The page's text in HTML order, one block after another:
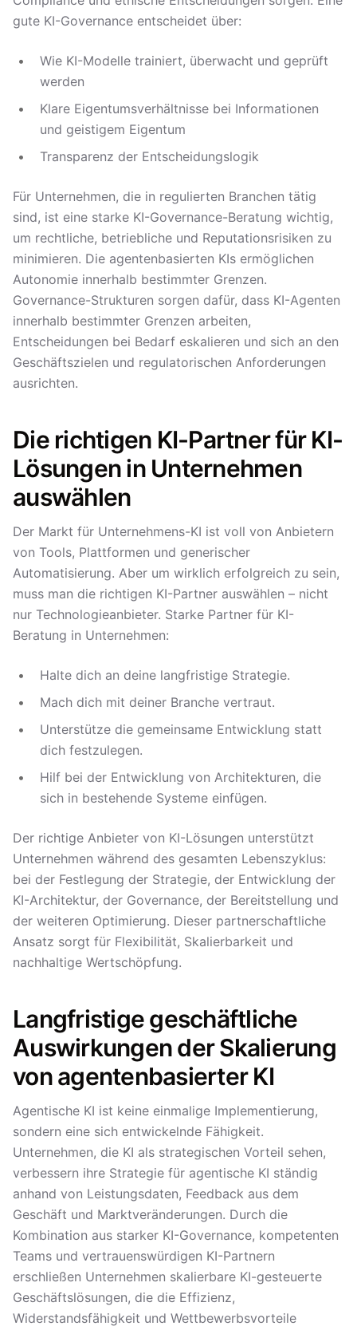
gute KI-Governance entscheidet über:
Wie KI-Modelle trainiert, überwacht und geprüft
werden
Klare Eigentumsverhältnisse bei Informationen
und geistigem Eigentum
Transparenz der Entscheidungslogik
Für Unternehmen, die in regulierten Branchen tätig
sind, ist eine starke KI-Governance-Beratung wichtig,
um rechtliche, betriebliche und Reputationsrisiken zu
minimieren. Die agentenbasierten KIs ermöglichen
Autonomie innerhalb bestimmter Grenzen.
Governance-Strukturen sorgen dafür, dass KI-Agenten
innerhalb bestimmter Grenzen arbeiten,
Entscheidungen bei Bedarf eskalieren und sich an den
Geschäftszielen und regulatorischen Anforderungen
ausrichten.
Die richtigen KI-Partner für KI-
Lösungen in Unternehmen
auswählen
Der Markt für Unternehmens-KI ist voll von Anbietern
von Tools, Plattformen und generischer
Automatisierung. Aber um wirklich erfolgreich zu sein,
muss man die richtigen KI-Partner auswählen – nicht
nur Technologieanbieter. Starke Partner für KI-
Beratung in Unternehmen:
Halte dich an deine langfristige Strategie.
Mach dich mit deiner Branche vertraut.
Unterstütze die gemeinsame Entwicklung statt
dich festzulegen.
Hilf bei der Entwicklung von Architekturen, die
sich in bestehende Systeme einfügen.
Der richtige Anbieter von KI-Lösungen unterstützt
Unternehmen während des gesamten Lebenszyklus:
bei der Festlegung der Strategie, der Entwicklung der
KI-Architektur, der Governance, der Bereitstellung und
der weiteren Optimierung. Dieser partnerschaftliche
Ansatz sorgt für Flexibilität, Skalierbarkeit und
nachhaltige Wertschöpfung.
Langfristige geschäftliche
Auswirkungen der Skalierung
von agentenbasierter KI
Agentische KI ist keine einmalige Implementierung,
sondern eine sich entwickelnde Fähigkeit.
Unternehmen, die KI als strategischen Vorteil sehen,
verbessern ihre Strategie für agentische KI ständig
anhand von Leistungsdaten, Feedback aus dem
Geschäft und Marktveränderungen. Durch die
Kombination aus starker KI-Governance, kompetenten
Teams und vertrauenswürdigen KI-Partnern
erschließen Unternehmen skalierbare KI-gesteuerte
Geschäftslösungen, die die Effizienz,
Widerstandsfähigkeit und Wettbewerbsvorteile